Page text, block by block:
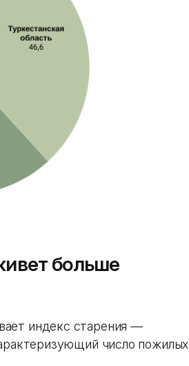
больше
индекс старения —
число пожилых